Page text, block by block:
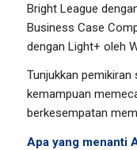
Bright League
Business Case
dengan Light+ oleh
Tunjukkan
kemampuan
berkesempatan
Apa yang menanti